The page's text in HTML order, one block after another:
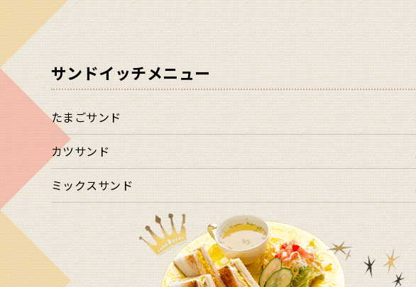
サンドイッチメニュー
たまごサンド
カツサンド
ミックスサンド